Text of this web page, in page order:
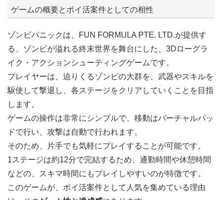
ゲームの概要とポイ活案件としての相性
ゾンビパニックは、FUN FORMULA PTE. LTD.が提供す
る、ゾンビが溢れる終末世界を舞台にした、3Dローグラ
イク・アクションシューティングゲームです。
プレイヤーは、迫りくるゾンビの大群を、武器やスキルを
駆使して撃退し、各ステージをクリアしていくことを目指
します。
ゲームの操作は非常にシンプルで、移動はバーチャルパッ
ドで行い、攻撃は自動で行われます。
そのため、片手でも気軽にプレイすることが可能です。
1ステージは約12分で完結するため、通勤時間や休憩時間
などの、スキマ時間にもプレイしやすいのが特徴です。
このゲームが、ポイ活案件として人気を集めている理由